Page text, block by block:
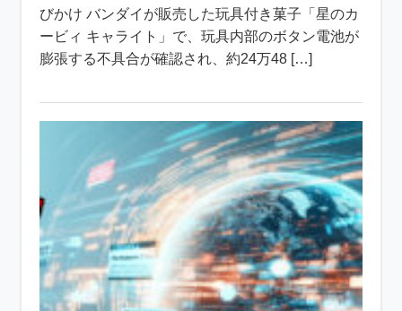
びかけ バンダイが販売した玩具付き菓子「星のカ
ービィ キャライト」で、玩具内部のボタン電池が
膨張する不具合が確認され、約24万48 […]